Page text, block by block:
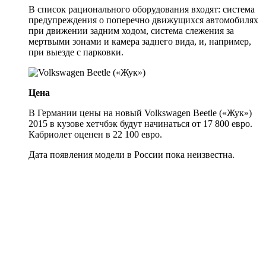
В список рационального оборудования входят: система
предупреждения о поперечно движущихся автомобилях
при движении задним ходом, система слежения за
мертвыми зонами и камера заднего вида, и, например,
при выезде с парковки.
Цена
В Германии цены на новый Volkswagen Beetle («Жук»)
2015 в кузове хетчбэк будут начинаться от 17 800 евро.
Кабриолет оценен в 22 100 евро.
Дата появления модели в России пока неизвестна.